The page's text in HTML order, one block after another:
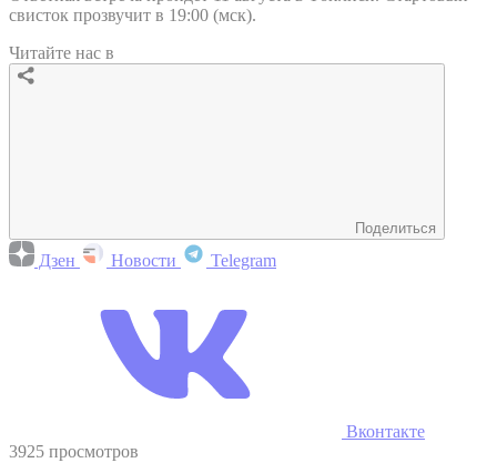
свисток прозвучит в 19:00 (мск).
Читайте нас в
Поделиться
Дзен Новости Telegram
Вконтакте
3925 просмотров